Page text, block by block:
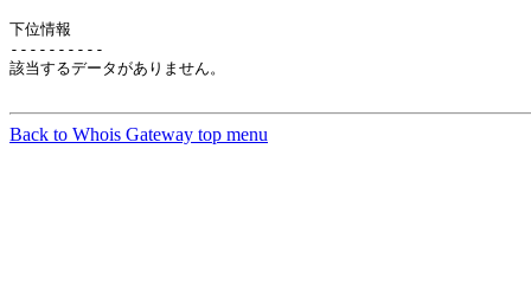
下位情報
----------
該当するデータがありません。
Back to Whois Gateway top menu